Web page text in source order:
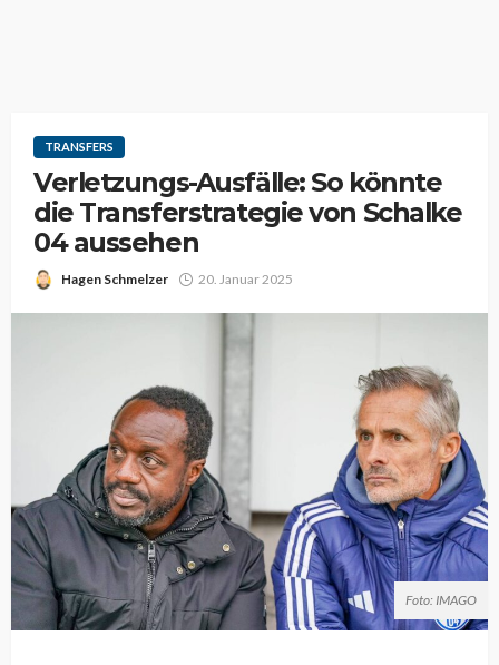
TRANSFERS
Verletzungs-Ausfälle: So könnte
die Transferstrategie von Schalke
04 aussehen
Hagen Schmelzer 20. Januar 2025
Foto: IMAGO